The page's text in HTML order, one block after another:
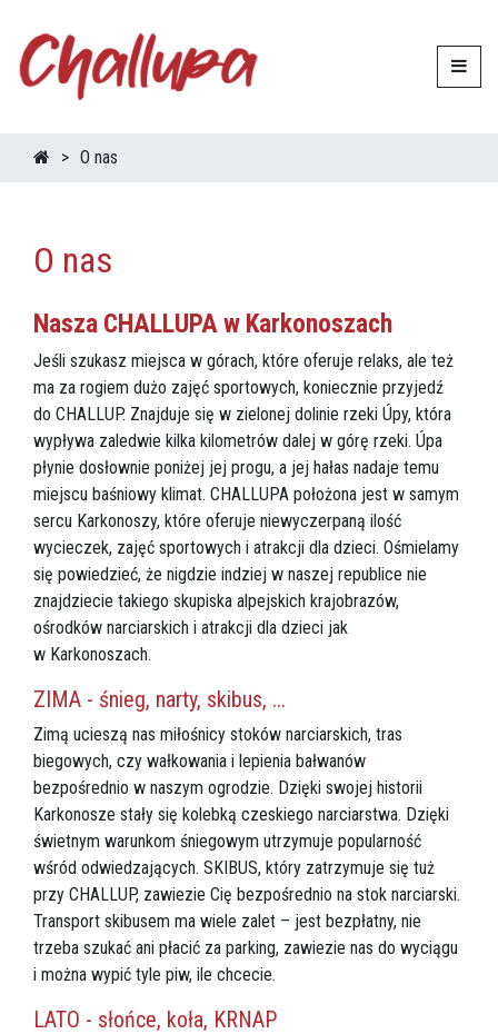
O nas
O nas
Nasza CHALLUPA w Karkonoszach
Jeśli szukasz miejsca w górach, które oferuje relaks, ale też
ma za rogiem dużo zajęć sportowych, koniecznie przyjedź
do CHALLUP. Znajduje się w zielonej dolinie rzeki Úpy, która
wypływa zaledwie kilka kilometrów dalej w górę rzeki. Úpa
płynie dosłownie poniżej jej progu, a jej hałas nadaje temu
miejscu baśniowy klimat. CHALLUPA położona jest w samym
sercu Karkonoszy, które oferuje niewyczerpaną ilość
wycieczek, zajęć sportowych i atrakcji dla dzieci. Ośmielamy
się powiedzieć, że nigdzie indziej w naszej republice nie
znajdziecie takiego skupiska alpejskich krajobrazów,
ośrodków narciarskich i atrakcji dla dzieci jak
w Karkonoszach.
ZIMA - śnieg, narty, skibus, ...
Zimą ucieszą nas miłośnicy stoków narciarskich, tras
biegowych, czy wałkowania i lepienia bałwanów
bezpośrednio w naszym ogrodzie. Dzięki swojej historii
Karkonosze stały się kolebką czeskiego narciarstwa. Dzięki
świetnym warunkom śniegowym utrzymuje popularność
wśród odwiedzających. SKIBUS, który zatrzymuje się tuż
przy CHALLUP, zawiezie Cię bezpośrednio na stok narciarski.
Transport skibusem ma wiele zalet – jest bezpłatny, nie
trzeba szukać ani płacić za parking, zawiezie nas do wyciągu
i można wypić tyle piw, ile chcecie.
LATO - słońce, koła, KRNAP